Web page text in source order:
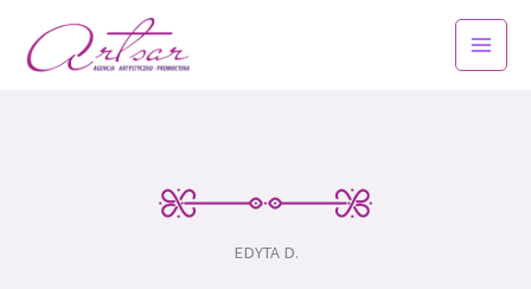
treści
EDYTA D.